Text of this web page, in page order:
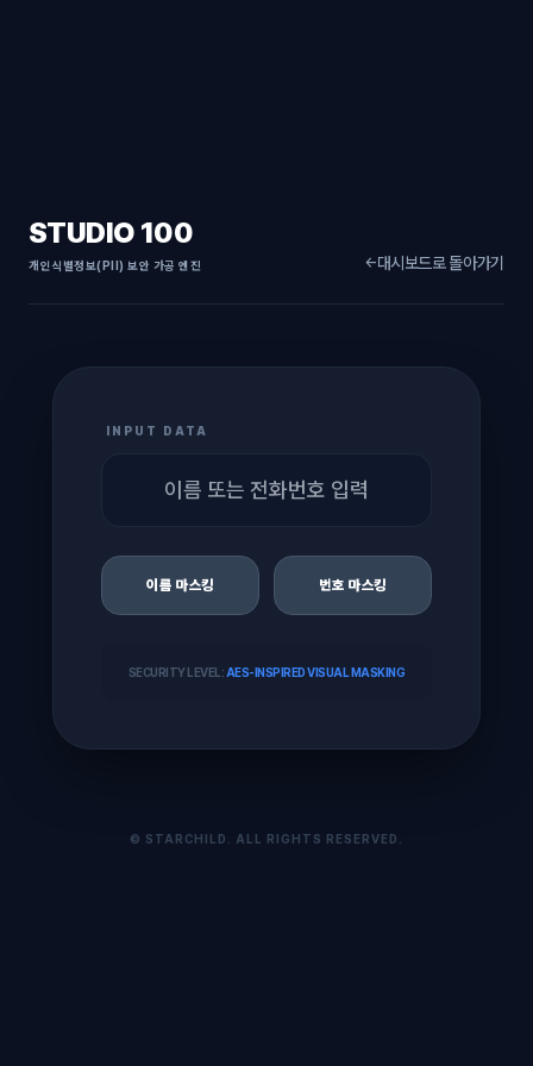
STUDIO 100
개인식별정보(PII) 보안 가공 엔진 ←대시보드로 돌아가기
INPUT DATA
이름 마스킹 번호 마스킹
SECURITY LEVEL: AES-INSPIRED VISUAL MASKING
© STARCHILD. ALL RIGHTS RESERVED.